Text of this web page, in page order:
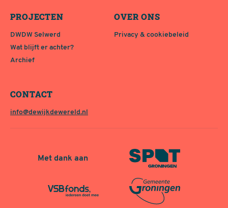
PROJECTEN
DWDW Selwerd
Wat blijft er achter?
Archief
OVER ONS
Privacy & cookiebeleid
CONTACT
info@dewijkdewereld.nl
Met dank aan